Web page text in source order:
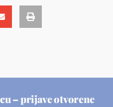
– prijave otvorene